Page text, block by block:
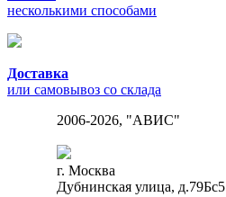
несколькими способами
Доставка
или самовывоз со склада
2006-2026, "АВИС"
г. Москва
Дубнинская улица, д.79Бс5